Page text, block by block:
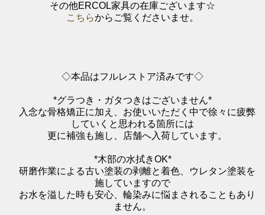
その他ERCOL家具の在庫ございます☆
こちらからご覧くださいませ。
◇本品はフルレストア済みです◇
*グラつき・ガタつきはございません*
入念な骨格矯正に加え、お使いいただく中で徐々に疲弊
していくと思われる箇所には
更に補強も施し、店舗へ入荷しています。
*木部の水拭きOK*
研磨作業による古い塗装の剥離と着色、ウレタン塗装を
施していますので
お水を溢した時も安心、輪染みに悩まされることもあり
ません。